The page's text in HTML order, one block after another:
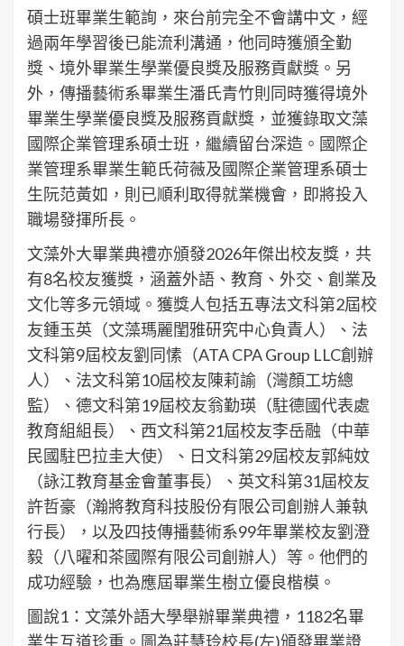
碩士班畢業生範詢，來台前完全不會講中文，經
過兩年學習後已能流利溝通，他同時獲頒全勤
獎、境外畢業生學業優良獎及服務貢獻獎。另
外，傳播藝術系畢業生潘氏青竹則同時獲得境外
畢業生學業優良獎及服務貢獻獎，並獲錄取文藻
國際企業管理系碩士班，繼續留台深造。國際企
業管理系畢業生範氏荷薇及國際企業管理系碩士
生阮范黃如，則已順利取得就業機會，即將投入
職場發揮所長。
文藻外大畢業典禮亦頒發2026年傑出校友獎，共
有8名校友獲獎，涵蓋外語、教育、外交、創業及
文化等多元領域。獲獎人包括五專法文科第2屆校
友鍾玉英（文藻瑪麗閨雅研究中心負責人）、法
文科第9屆校友劉同愫（ATA CPA Group LLC創辦
人）、法文科第10屆校友陳莉諭（灣顏工坊總
監）、德文科第19屆校友翁勤瑛（駐德國代表處
教育組組長）、西文科第21屆校友李岳融（中華
民國駐巴拉圭大使）、日文科第29屆校友郭純妏
（詠江教育基金會董事長）、英文科第31屆校友
許哲豪（瀚將教育科技股份有限公司創辦人兼執
行長），以及四技傳播藝術系99年畢業校友劉澄
毅（八曜和茶國際有限公司創辦人）等。他們的
成功經驗，也為應屆畢業生樹立優良楷模。
圖說1：文藻外語大學舉辦畢業典禮，1182名畢
業生互道珍重。圖為莊慧玲校長(左)頒發畢業證